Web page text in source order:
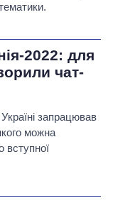
2022: для
чат-
запрацював
можна
вступної